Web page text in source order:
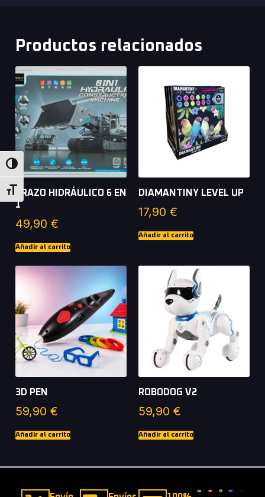
Alternar alto contraste
Alternar tamaño de letra
Productos relacionados
BRAZO HIDRÁULICO 6 EN
1
49,90 €
Añadir al carrito
DIAMANTINY LEVEL UP
17,90 €
Añadir al carrito
3D PEN
59,90 €
Añadir al carrito
ROBODOG V2
59,90 €
Añadir al carrito